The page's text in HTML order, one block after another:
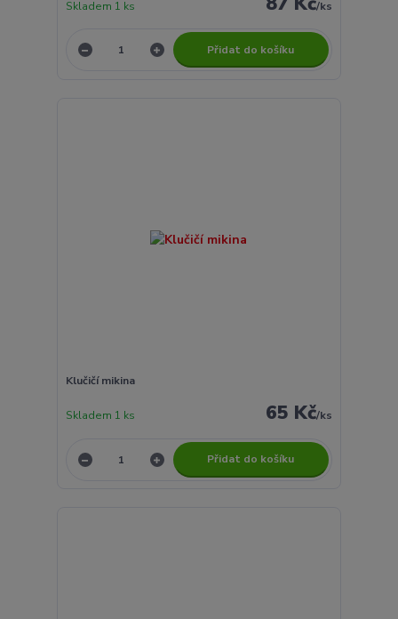
/ks
Skladem 1 ks
Přidat do košíku
Klučičí mikina
65 Kč/ks
Skladem 1 ks
Přidat do košíku